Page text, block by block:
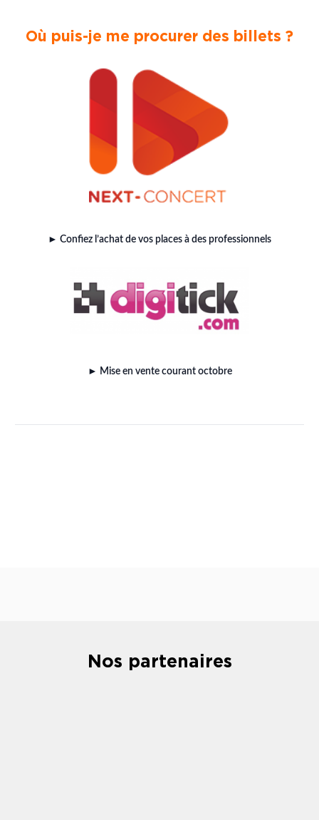
Où puis-je me procurer des billets ?
► Confiez l’achat de vos places à des professionnels
► Mise en vente courant octobre
Nos partenaires